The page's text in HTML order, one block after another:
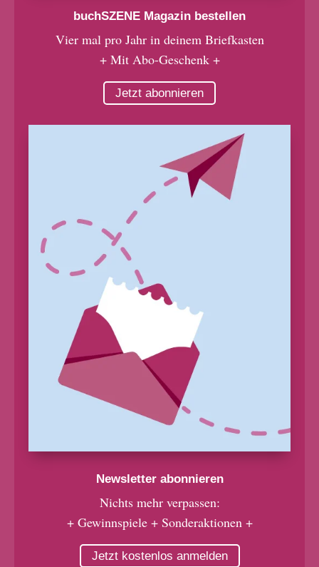
buchSZENE Magazin bestellen
Vier mal pro Jahr in deinem Briefkasten
+ Mit Abo-Geschenk +
Jetzt abonnieren
Newsletter abonnieren
Nichts mehr verpassen:
+ Gewinnspiele + Sonderaktionen +
Jetzt kostenlos anmelden